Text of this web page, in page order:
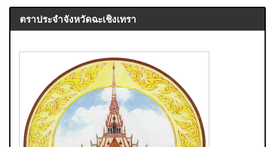
ตราประจำจังหวัดฉะเชิงเทรา